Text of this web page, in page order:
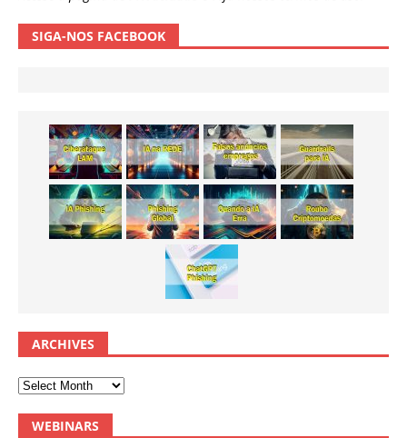
SIGA-NOS FACEBOOK
ARCHIVES
WEBINARS